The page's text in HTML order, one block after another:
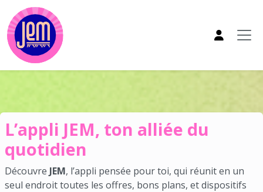
Aller au contenu principal
Appli JEM
L’appli JEM, ton alliée du
quotidien
Découvre JEM, l’appli pensée pour toi, qui réunit en un
seul endroit toutes les offres, bons plans, et dispositifs